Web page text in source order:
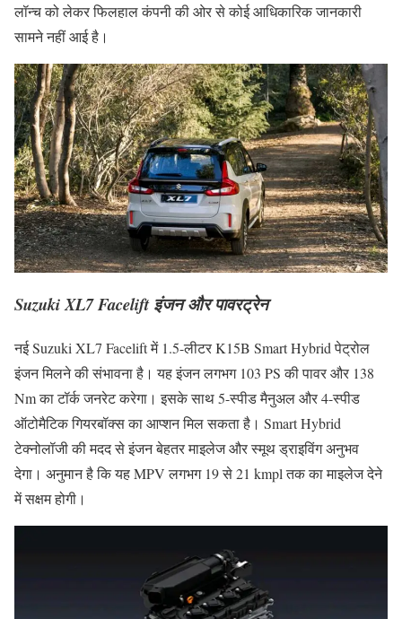
लॉन्च को लेकर फिलहाल कंपनी की ओर से कोई आधिकारिक जानकारी
सामने नहीं आई है।
Suzuki XL7 Facelift इंजन और पावरट्रेन
नई Suzuki XL7 Facelift में 1.5-लीटर K15B Smart Hybrid पेट्रोल
इंजन मिलने की संभावना है। यह इंजन लगभग 103 PS की पावर और 138
Nm का टॉर्क जनरेट करेगा। इसके साथ 5-स्पीड मैनुअल और 4-स्पीड
ऑटोमैटिक गियरबॉक्स का आप्शन मिल सकता है। Smart Hybrid
टेक्नोलॉजी की मदद से इंजन बेहतर माइलेज और स्मूथ ड्राइविंग अनुभव
देगा। अनुमान है कि यह MPV लगभग 19 से 21 kmpl तक का माइलेज देने
में सक्षम होगी।